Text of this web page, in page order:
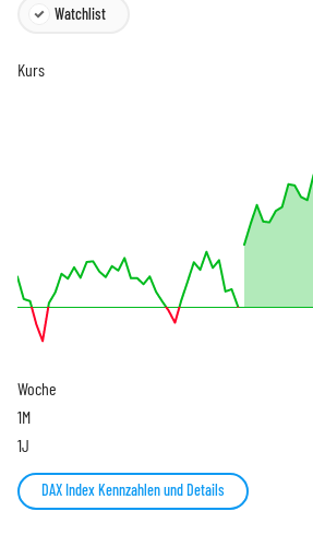
Watchlist
Kurs
Woche
1M
1J
DAX Index Kennzahlen und Details